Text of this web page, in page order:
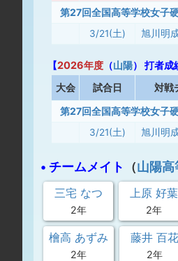
3/21(土) 旭川明
【2026年度 （山陽） 打者成
大会 試合日 対戦
3/21(土) 旭川明
• チームメイト （山陽
三宅 なつ
2年
上原 好葉
2年
檜高 あずみ
2年
藤井 百花
2年